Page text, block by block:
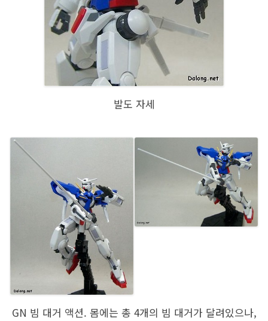
발도 자세
GN 빔 대거 액션. 몸에는 총 4개의 빔 대거가 달려있으나,